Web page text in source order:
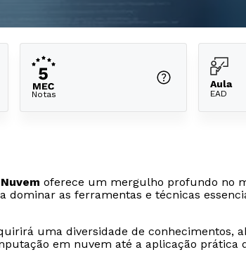
Notas
Aula
EAD
oferece um mergulho profundo no
dominar as ferramentas e técnicas
uma diversidade de conhecimentos,
em nuvem até a aplicação prática